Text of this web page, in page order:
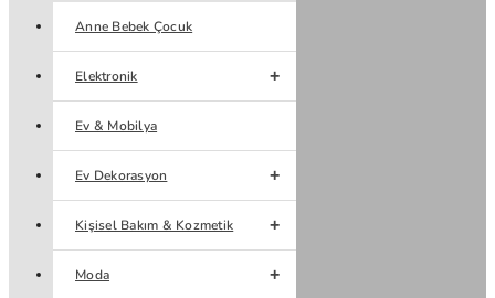
Anne Bebek Çocuk
Elektronik
Ev & Mobilya
Ev Dekorasyon
Kişisel Bakım & Kozmetik
Moda